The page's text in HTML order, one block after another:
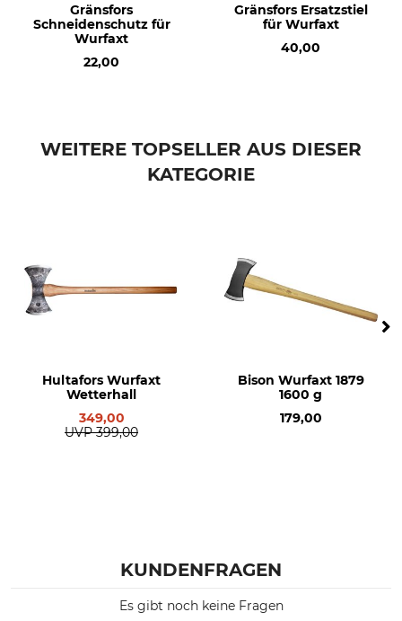
Gränsfors
Schneidenschutz für
Wurfaxt
22,00
Gränsfors Ersatzstiel
für Wurfaxt
40,00
WEITERE TOPSELLER AUS DIESER
KATEGORIE
Hultafors Wurfaxt
Wetterhall
349,00
UVP 399,00
Bison Wurfaxt 1879
1600 g
179,00
KUNDENFRAGEN
Es gibt noch keine Fragen